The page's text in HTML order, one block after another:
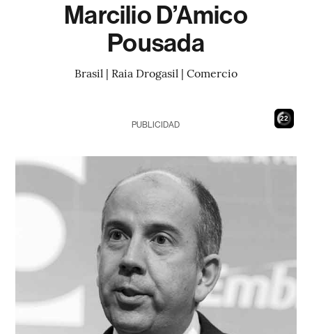
Marcilio D’Amico
Pousada
Brasil | Raia Drogasil | Comercio
21
PUBLICIDAD